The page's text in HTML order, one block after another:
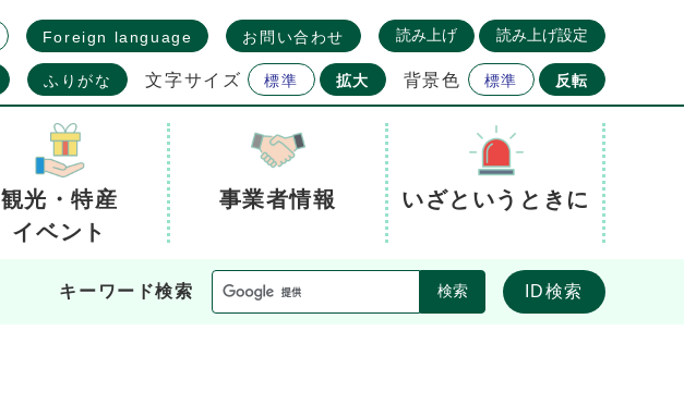
Foreign language お問い合わせ 読み上げ 読み上げ設定
ふりがな 文字サイズ 標準 拡大 背景色 標準 反転
観光・特産
イベント
事業者情報 いざというときに
キーワード検索 検索 ID検索